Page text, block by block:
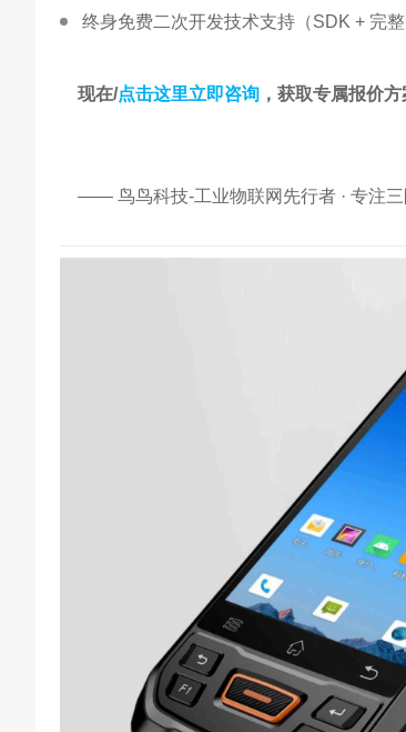
终身免费二次开发技术支持（SDK + 完整
现在/点击这里立即咨询 ，获取专属报价方